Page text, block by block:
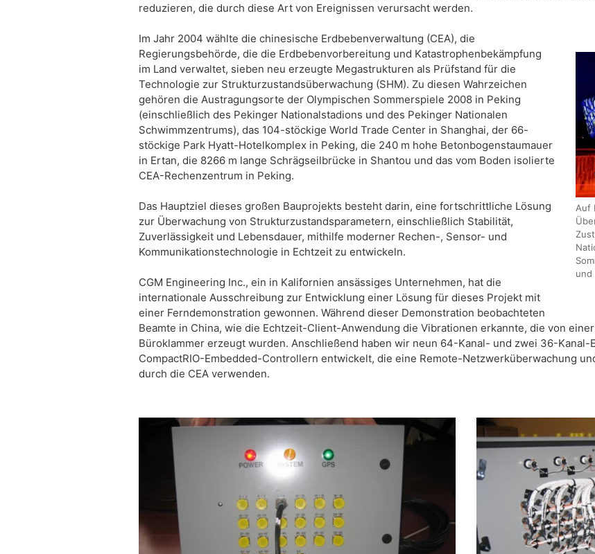
reduzieren, die durch diese Art von Ereignissen verursacht werden.
Auf
und
Im Jahr 2004 wählte die chinesische Erdbebenverwaltung (CEA), die
Regierungsbehörde, die die Erdbebenvorbereitung und Katastrophenbekämpfung
im Land verwaltet, sieben neu erzeugte Megastrukturen als Prüfstand für die
Technologie zur Strukturzustandsüberwachung (SHM). Zu diesen Wahrzeichen
gehören die Austragungsorte der Olympischen Sommerspiele 2008 in Peking
(einschließlich des Pekinger Nationalstadions und des Pekinger Nationalen
Schwimmzentrums), das 104-stöckige World Trade Center in Shanghai, der 66-
stöckige Park Hyatt-Hotelkomplex in Peking, die 240 m hohe Betonbogenstaumauer
in Ertan, die 8266 m lange Schrägseilbrücke in Shantou und das vom Boden isolierte
CEA-Rechenzentrum in Peking.
Das Hauptziel dieses großen Bauprojekts besteht darin, eine fortschrittliche Lösung
zur Überwachung von Strukturzustandsparametern, einschließlich Stabilität,
Zuverlässigkeit und Lebensdauer, mithilfe moderner Rechen-, Sensor- und
Kommunikationstechnologie in Echtzeit zu entwickeln.
CGM Engineering Inc., ein in Kalifornien ansässiges Unternehmen, hat die
internationale Ausschreibung zur Entwicklung einer Lösung für dieses Projekt mit
einer Ferndemonstration gewonnen. Während dieser Demonstration beobachteten
Beamte in China, wie die Echtzeit-Client-Anwendung die Vibrationen erkannte, die von
Büroklammer erzeugt wurden. Anschließend haben wir neun 64-Kanal- und zwei 36-
CompactRIO-Embedded-Controllern entwickelt, die eine Remote-Netzwerküberwachung
durch die CEA verwenden.